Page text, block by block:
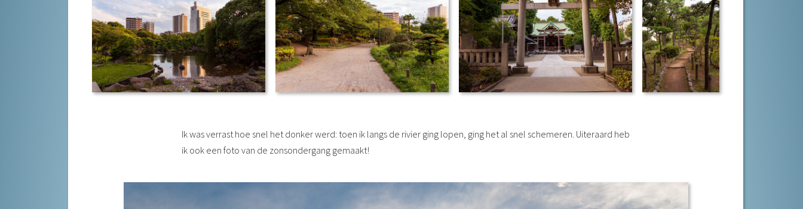
Ik was verrast hoe snel het donker werd: toen ik langs de rivier ging lopen, ging het al snel schemeren. Uiteraard heb
ik ook een foto van de zonsondergang gemaakt!